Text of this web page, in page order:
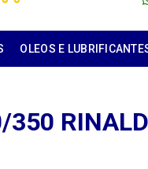
OLEOS E
350